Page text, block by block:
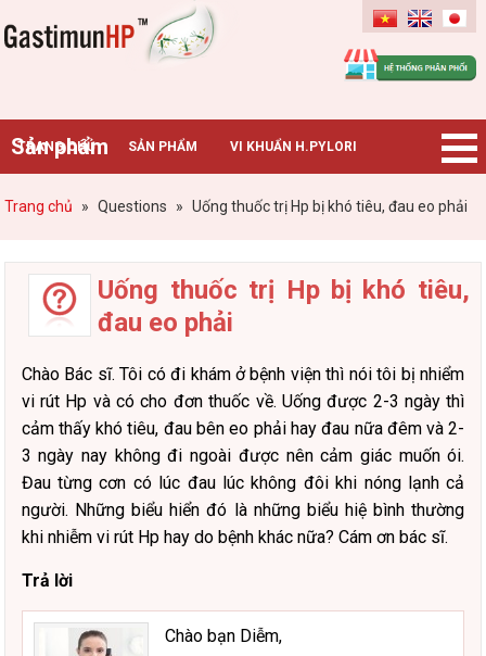
Gastimunhp
Sản phẩm
TRANG CHỦ SẢN PHẨM VI KHUẨN H.PYLORI
BỆNH DẠ DÀY TIN TỨC – SỰ KIỆN HƯỚNG DẪN MUA HÀNG
Trang chủ » Questions » Uống thuốc trị Hp bị khó tiêu, đau eo phải
Uống thuốc trị Hp bị khó tiêu,
đau eo phải
Chào Bác sĩ. Tôi có đi khám ở bệnh viện thì nói tôi bị nhiểm
vi rút Hp và có cho đơn thuốc về. Uống được 2-3 ngày thì
cảm thấy khó tiêu, đau bên eo phải hay đau nữa đêm và 2-
3 ngày nay không đi ngoài được nên cảm giác muốn ói.
Đau từng cơn có lúc đau lúc không đôi khi nóng lạnh cả
người. Những biểu hiển đó là những biểu hiệ bình thường
khi nhiễm vi rút Hp hay do bệnh khác nữa? Cám ơn bác sĩ.
Trả lời
Chào bạn Diễm,